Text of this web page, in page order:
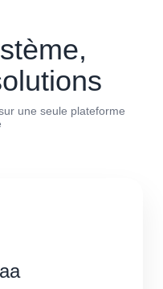
une seule plateforme